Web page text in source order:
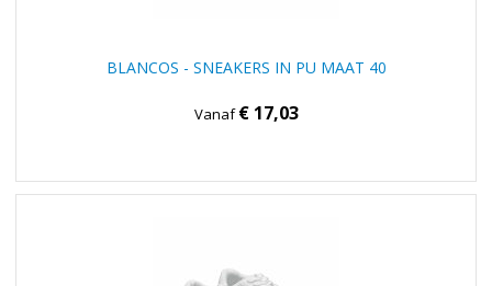
BLANCOS - SNEAKERS IN PU MAAT 40
Vanaf€ 17,03